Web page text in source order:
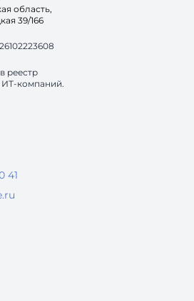
область,
39/166
реестр
ИТ-компаний.
41